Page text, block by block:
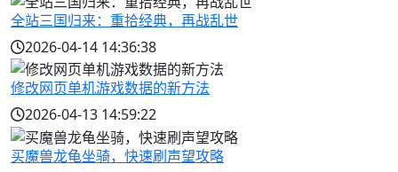
全站三国归来：重拾经典，再战乱世
2026-04-14 14:36:38
修改网页单机游戏数据的新方法
2026-04-13 14:59:22
买魔兽龙龟坐骑，快速刷声望攻略